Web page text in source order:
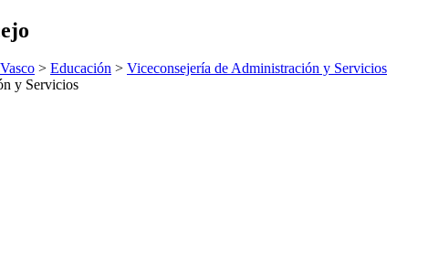
> Educación > Viceconsejería de Administración y Servicios
y Servicios